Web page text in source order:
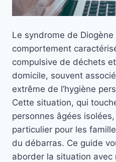
Le syndrome de
comportement
compulsive de déchets
domicile, souvent
extrême de l’hygiène
Cette situation, qui
personnes âgées
particulier pour les
du débarras. Ce guide
aborder la situation